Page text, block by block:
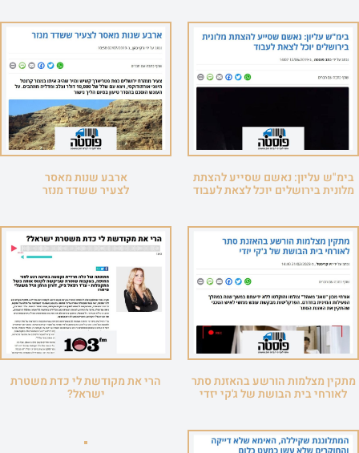
בימ"ש עליון: נאשם שסייע להצתת
מלונית בירושלים יוכל לצאת לעבוד
ארבע שנות מאסר
לצעיר ששדד מנזר
מתקין מצלמות הורשע בהאזנת סתר
לאורחי בית הבושת של ג'קי יזדי
הרי את מקודשת לי כדת משטרת
ישראל?